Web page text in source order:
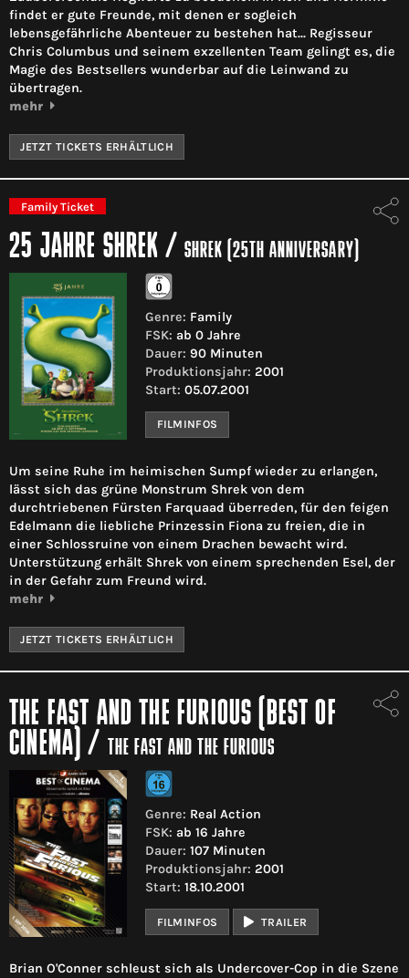
findet er gute Freunde, mit denen er sogleich
lebensgefährliche Abenteuer zu bestehen hat... Regisseur
Chris Columbus und seinem exzellenten Team gelingt es, die
Magie des Bestsellers wunderbar auf die Leinwand zu
übertragen.
mehr
JETZT TICKETS ERHÄLTLICH
Family Ticket
25 JAHRE SHREK / SHREK (25TH ANNIVERSARY)
Genre: Family
FSK: ab 0 Jahre
Dauer: 90 Minuten
Produktionsjahr: 2001
Start: 05.07.2001
FILMINFOS
Um seine Ruhe im heimischen Sumpf wieder zu erlangen,
lässt sich das grüne Monstrum Shrek von dem
durchtriebenen Fürsten Farquaad überreden, für den feigen
Edelmann die liebliche Prinzessin Fiona zu freien, die in
einer Schlossruine von einem Drachen bewacht wird.
Unterstützung erhält Shrek von einem sprechenden Esel, der
in der Gefahr zum Freund wird.
mehr
JETZT TICKETS ERHÄLTLICH
THE FAST AND THE FURIOUS (BEST OF
CINEMA) / THE FAST AND THE FURIOUS
Genre: Real Action
FSK: ab 16 Jahre
Dauer: 107 Minuten
Produktionsjahr: 2001
Start: 18.10.2001
FILMINFOS TRAILER
Brian O'Conner schleust sich als Undercover-Cop in die Szene